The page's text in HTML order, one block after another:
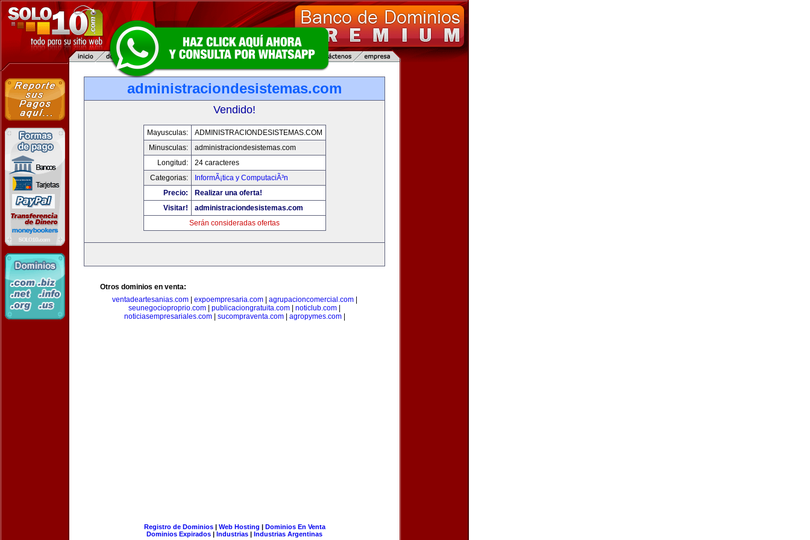
administraciondesistemas.com
Vendido!
Mayusculas:
ADMINISTRACIONDESISTEMAS.COM
Minusculas:
administraciondesistemas.com
Longitud:
24 caracteres
Categorias:
InformÃ¡tica y ComputaciÃ³n
Precio:
Realizar una oferta!
Visitar!
administraciondesistemas.com
Serán consideradas ofertas
Otros dominios en venta:
ventadeartesanias.com| expoempresaria.com| agrupacioncomercial.com|
seunegocioproprio.com
publicaciongratuita.com noticlub.com
noticiasempresariales.com| sucompraventa.com| agropymes.com|
Registro de Dominios| Web Hosting | Dominios En Venta
Dominios Expirados | Industrias | Industrias Argentinas